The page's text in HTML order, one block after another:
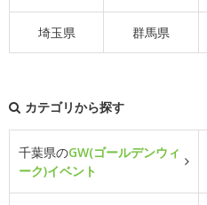
埼玉県 群馬県
カテゴリから探す
千葉県のGW(ゴールデンウィ
ーク)イベント